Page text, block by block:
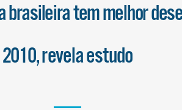
brasileira tem melhor
2010, revela estudo